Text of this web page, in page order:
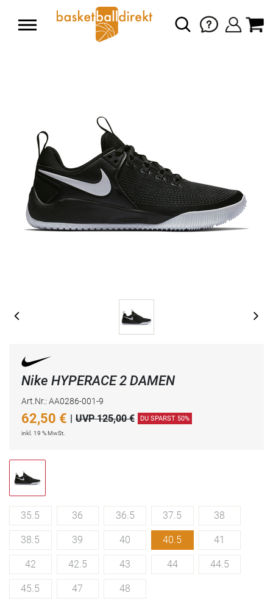
Nike HYPERACE 2 DAMEN
Art.Nr.: AA0286-001-9
62,50 € | UVP 125,00 € DU SPARST 50%
inkl. 19 % MwSt.
35.5 36 36.5 37.5 38
38.5 39 40 40.5 41
42 42.5 43 44 44.5
45.5 47 48